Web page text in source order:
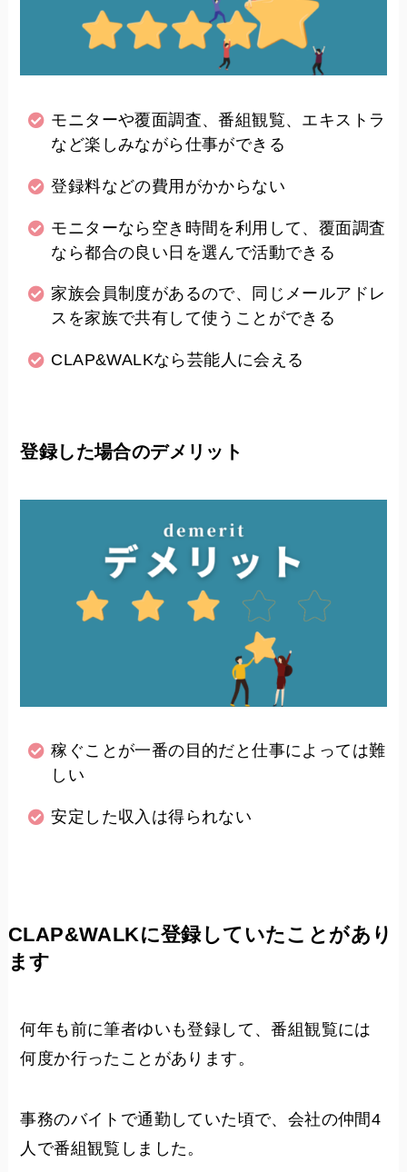
モニターや覆面調査、番組観覧、エキストラ
など楽しみながら仕事ができる
登録料などの費用がかからない
モニターなら空き時間を利用して、覆面調査
なら都合の良い日を選んで活動できる
家族会員制度があるので、同じメールアドレ
スを家族で共有して使うことができる
CLAP&WALKなら芸能人に会える
登録した場合のデメリット
稼ぐことが一番の目的だと仕事によっては難
しい
安定した収入は得られない
CLAP&WALKに登録していたことがあり
ます
何年も前に筆者ゆいも登録して、番組観覧には
何度か行ったことがあります。
事務のバイトで通勤していた頃で、会社の仲間4
人で番組観覧しました。